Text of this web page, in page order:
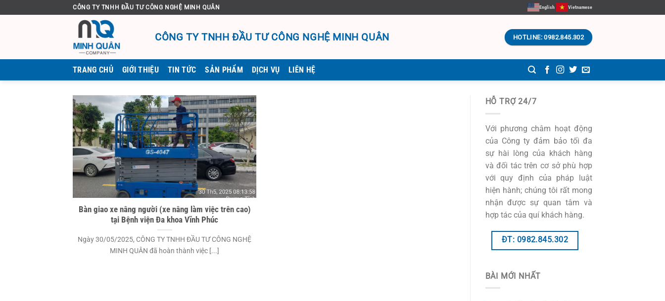
qua
CÔNG TY TNHH ĐẦU TƯ CÔNG NGHỆ MINH QUÂN English Vietnamese
CÔNG TY TNHH ĐẦU TƯ CÔNG NGHỆ MINH QUÂN HOTLINE: 0982.845.302
TRANG CHỦ GIỚI THIỆU TIN TỨC SẢN PHẨM DỊCH VỤ LIÊN HỆ
Bàn giao xe nâng người (xe nâng làm việc trên cao)
tại Bệnh viện Đa khoa Vĩnh Phúc
Ngày 30/05/2025, CÔNG TY TNHH ĐẦU TƯ CÔNG NGHỆ
MINH QUÂN đã hoàn thành việc [...]
HỖ TRỢ 24/7
Với phương châm hoạt động
của Công ty đảm bảo tối đa
sự hài lòng của khách hàng
và đối tác trên cơ sở phù hợp
với quy định của pháp luật
hiện hành; chúng tôi rất mong
nhận được sự quan tâm và
hợp tác của quí khách hàng.
ĐT: 0982.845.302
BÀI MỚI NHẤT